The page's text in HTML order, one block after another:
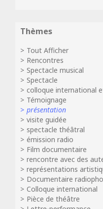
Thèmes
Tout Afficher
Rencontres
Spectacle musical
Spectacle
colloque international
Témoignage
présentation
visite guidée
spectacle théâtral
émission radio
Film documentaire
rencontre avec des
représentations
Documentaire
Colloque international
Pièce de théâtre